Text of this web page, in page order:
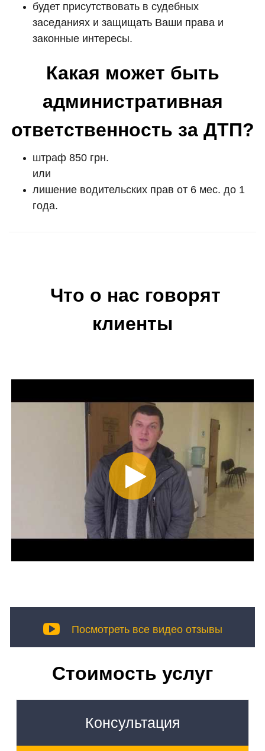
будет присутствовать в судебных
заседаниях и защищать Ваши права и
законные интересы.
Какая может быть
административная
ответственность за ДТП?
штраф 850 грн.
или
лишение водительских прав от 6 мес. до 1
года.
Что о нас говорят
клиенты
Посмотреть все видео отзывы
Стоимость услуг
Консультация